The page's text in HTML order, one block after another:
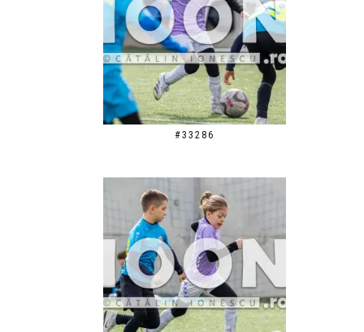
#33286